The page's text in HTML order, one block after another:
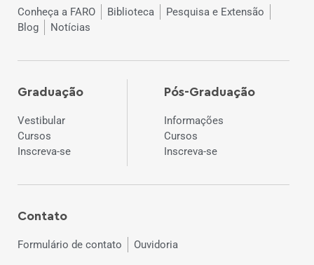
Conheça a FARO Biblioteca
Pesquisa e Extensão
Blog
Notícias
Graduação
Vestibular
Cursos
Inscreva-se
Pós-Graduação
Informações
Cursos
Inscreva-se
Contato
Formulário de contato Ouvidoria